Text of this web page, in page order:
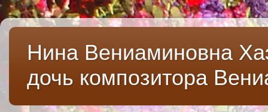
Нина Вениаминовна
дочь композитора